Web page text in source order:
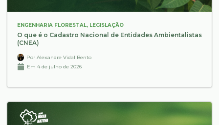
ENGENHARIA FLORESTAL, LEGISLAÇÃO
O que é o Cadastro Nacional de Entidades Ambientalistas
(CNEA)
Por Alexandre Vidal Bento
Em 4 de julho de 2026